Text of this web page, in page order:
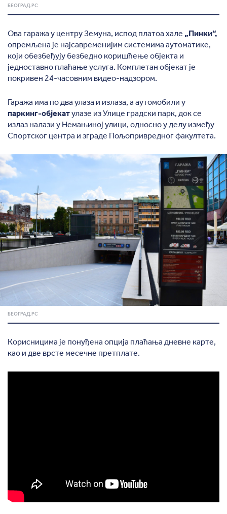
БЕОГРАД.РС
Ова гаража у центру Земуна, испод платоа хале „Пинки“,
опремљена је најсавременијим системима аутоматике,
који обезбеђују безбедно коришћење објекта и
једноставно плаћање услуга. Комплетан објекат је
покривен 24-часовним видео-надзором.
Гаража има по два улаза и излаза, а аутомобили у
паркинг-објекатулазе из Улице градски парк, док се
излаз налази у Немањиној улици, односно у делу између
Спортског центра и зграде Пољопривредног факултета.
БЕОГРАД.РС
Корисницима је понуђена опција плаћања дневне карте,
као и две врсте месечне претплате.